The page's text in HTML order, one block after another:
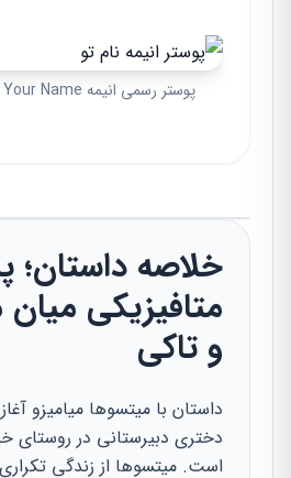
پوستر رسمی انیمه Your Name اثر ماکوتو شینکای
خلاصه داستان؛
متافیزیکی
و تاکی
داستان با میتسوها میامیزو
دختری دبیرستانی در روستای
است. میتسوها از زندگی